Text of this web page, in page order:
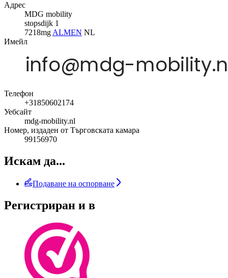
Адрес
MDG mobility
stopsdijk 1
7218mg ALMEN NL
Имейл
Телефон
+31850602174
Уебсайт
mdg-mobility.nl
Номер, издаден от Търговската камара
99156970
Искам да...
Подаване на оспорване
Регистриран и в